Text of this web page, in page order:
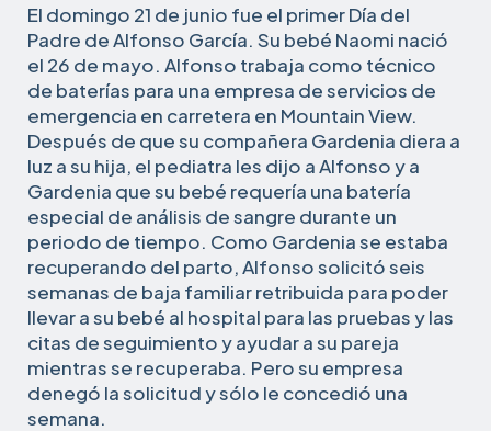
El domingo 21 de junio fue el primer Día del
Padre de Alfonso García. Su bebé Naomi nació
el 26 de mayo. Alfonso trabaja como técnico
de baterías para una empresa de servicios de
emergencia en carretera en Mountain View.
Después de que su compañera Gardenia diera a
luz a su hija, el pediatra les dijo a Alfonso y a
Gardenia que su bebé requería una batería
especial de análisis de sangre durante un
periodo de tiempo. Como Gardenia se estaba
recuperando del parto, Alfonso solicitó seis
semanas de baja familiar retribuida para poder
llevar a su bebé al hospital para las pruebas y las
citas de seguimiento y ayudar a su pareja
mientras se recuperaba. Pero su empresa
denegó la solicitud y sólo le concedió una
semana.